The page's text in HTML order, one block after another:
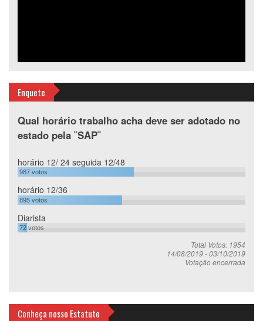
Enquete
Qual horário trabalho acha deve ser adotado no
estado pela ¨SAP¨
horário 12/ 24 seguida 12/48
987votos
horário 12/36
895votos
Diarista
72votos
Total Votos: 1954
14/08/2019-03/10/2019
Votação encerrada
Conheça nosso Estatuto